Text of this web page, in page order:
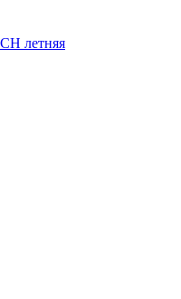
летняя